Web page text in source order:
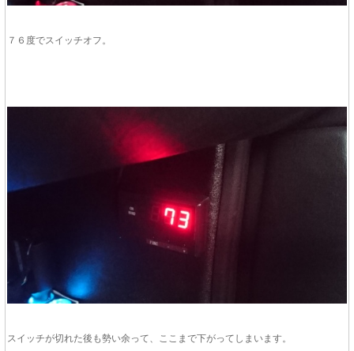
７６度でスイッチオフ。
スイッチが切れた後も勢い余って、ここまで下がってしまいます。